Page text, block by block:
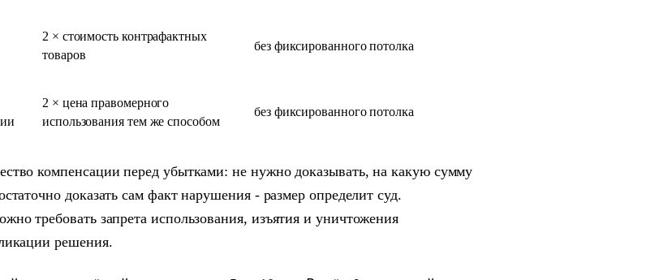
2 × стоимость контрафактных
товаров
без фиксированного потолка
2 × цена правомерного
использования тем же способом
без фиксированного потолка
компенсации перед убытками: не нужно доказывать, на какую сумму
доказать сам факт нарушения - размер определит суд.
требовать запрета использования, изъятия и уничтожения
решения.